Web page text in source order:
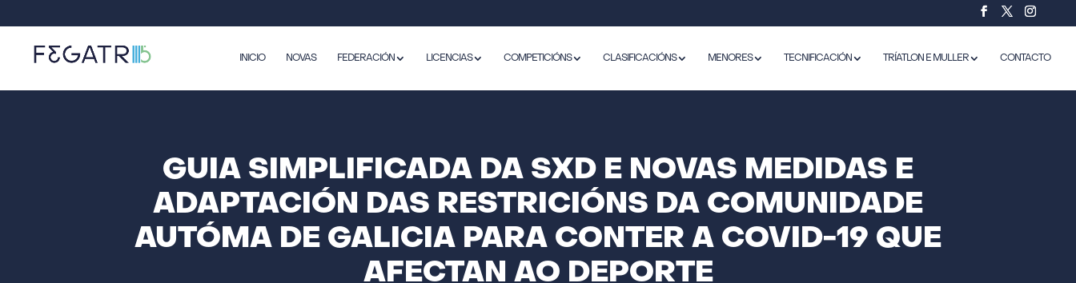
INICIO NOVAS FEDERACIÓN LICENCIAS COMPETICIÓNS CLASIFICACIÓNS MENORES TECNIFICACIÓN TRÍATLON E MULLER CONTACTO
GUIA SIMPLIFICADA DA SXD E NOVAS MEDIDAS E
ADAPTACIÓN DAS RESTRICIÓNS DA COMUNIDADE
AUTÓMA DE GALICIA PARA CONTER A COVID-19 QUE
AFECTAN AO DEPORTE